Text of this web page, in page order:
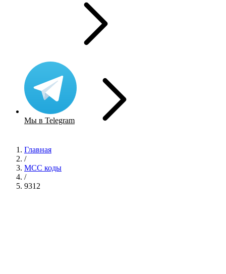
Мы в Telegram
Главная
/
MCC коды
/
9312